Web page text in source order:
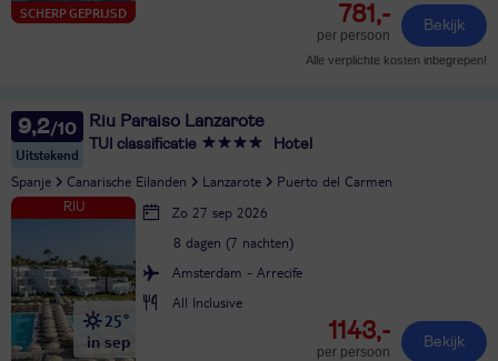
SCHERP GEPRIJSD 781,-
per persoon
Bekijk
Alle verplichte kosten inbegrepen!
9,2
Uitstekend
Riu Paraiso Lanzarote
TUI classificatie Hotel
Spanje Canarische Eilanden Lanzarote Puerto del Carmen
25°
in sep
Zo 27 sep 2026
8 dagen (7 nachten)
Amsterdam - Arrecife
All Inclusive
1143,-
per persoon
Bekijk